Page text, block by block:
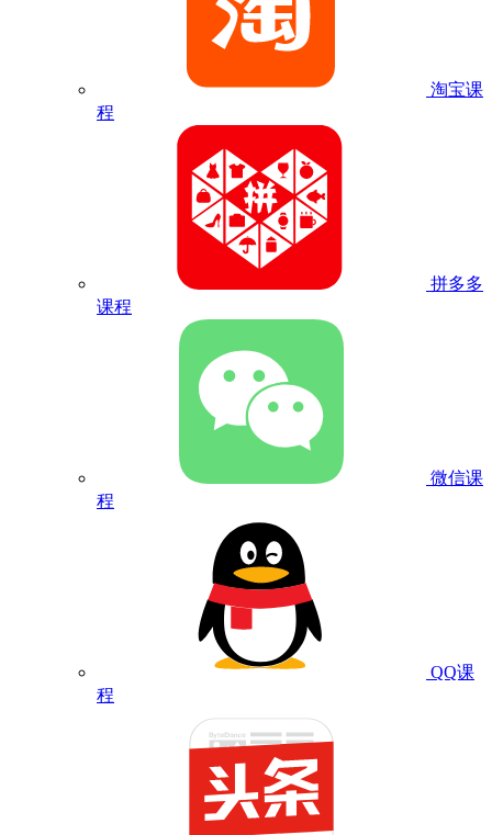
淘宝课
程
拼多多
课程
微信课
程
QQ课
程